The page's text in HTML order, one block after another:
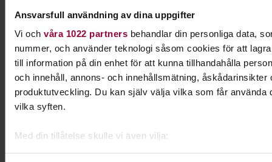
Ansvarsfull användning av dina uppgifter
Vi och våra 1022 partnersbehandlar din personliga data,
nummer, och använder teknologi såsom cookies för att
till information på din enhet för att kunna tillhandahålla
och innehåll, annons- och innehållsmätning, åskådarinsikter
produktutveckling. Du kan själv välja vilka som får använda
vilka syften.
Med din tillåtelse skulle vi även vilja:
Samla in information om din geografiska plats som
Studiematerialets innehåll
Vad är ett elektroniskt presskit?
Bilder
Logga
Presentationstexter
Länkar och sociala medier
Paketering